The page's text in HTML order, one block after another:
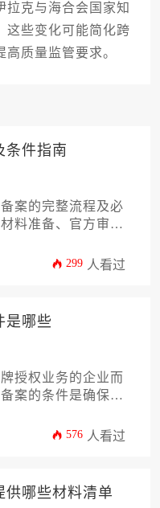
拉克与海合会国家知
这些变化可能简化跨
质量监管要求。
条件指南
案的完整流程及必
料准备、官方审查
完成知识产权海外
299 人看过
是哪些
授权业务的企业而
案的条件是确保商
必须满足的法律要
稳推进。
576 人看过
供哪些材料清单